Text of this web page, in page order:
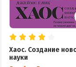
Хаос. Создание
науки